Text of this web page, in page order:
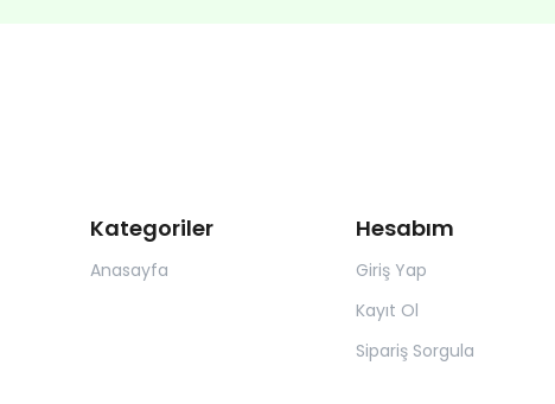
Kategoriler
Anasayfa
Hesabım
Giriş Yap
Kayıt Ol
Sipariş Sorgula